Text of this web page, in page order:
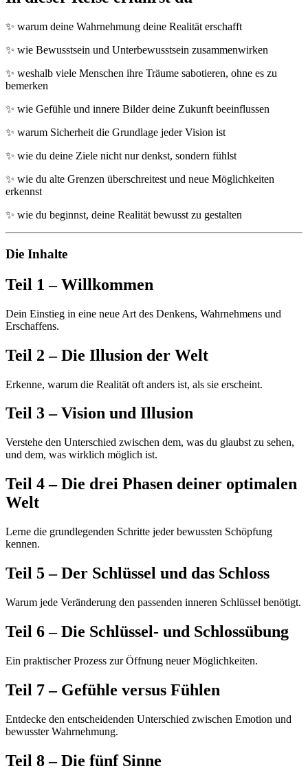
✨ warum deine Wahrnehmung deine Realität erschafft
✨ wie Bewusstsein und Unterbewusstsein zusammenwirken
✨ weshalb viele Menschen ihre Träume sabotieren, ohne es zu
bemerken
✨ wie Gefühle und innere Bilder deine Zukunft beeinflussen
✨ warum Sicherheit die Grundlage jeder Vision ist
✨ wie du deine Ziele nicht nur denkst, sondern fühlst
✨ wie du alte Grenzen überschreitest und neue Möglichkeiten
erkennst
✨ wie du beginnst, deine Realität bewusst zu gestalten
Die Inhalte
Teil 1 – Willkommen
Dein Einstieg in eine neue Art des Denkens, Wahrnehmens und
Erschaffens.
Teil 2 – Die Illusion der Welt
Erkenne, warum die Realität oft anders ist, als sie erscheint.
Teil 3 – Vision und Illusion
Verstehe den Unterschied zwischen dem, was du glaubst zu sehen,
und dem, was wirklich möglich ist.
Teil 4 – Die drei Phasen deiner optimalen
Welt
Lerne die grundlegenden Schritte jeder bewussten Schöpfung
kennen.
Teil 5 – Der Schlüssel und das Schloss
Warum jede Veränderung den passenden inneren Schlüssel benötigt.
Teil 6 – Die Schlüssel- und Schlossübung
Ein praktischer Prozess zur Öffnung neuer Möglichkeiten.
Teil 7 – Gefühle versus Fühlen
Entdecke den entscheidenden Unterschied zwischen Emotion und
bewusster Wahrnehmung.
Teil 8 – Die fünf Sinne